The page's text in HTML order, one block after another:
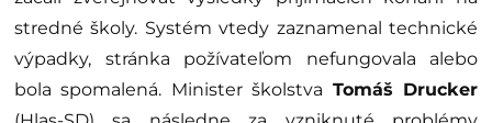
stredné školy. Systém vtedy zaznamenal technické
výpadky, stránka požívateľom nefungovala alebo
bola spomalená. Minister školstva Tomáš Drucker